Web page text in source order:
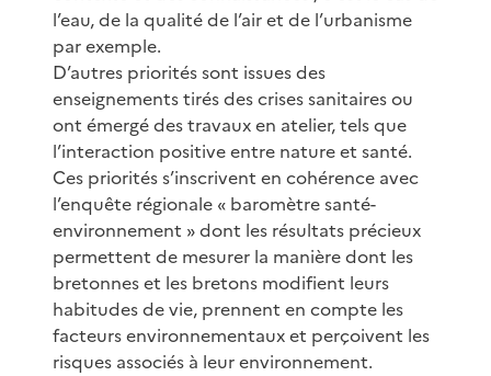
l’eau, de la qualité de l’air et de l’urbanisme
par exemple.
D’autres priorités sont issues des
enseignements tirés des crises sanitaires ou
ont émergé des travaux en atelier, tels que
l’interaction positive entre nature et santé.
Ces priorités s’inscrivent en cohérence avec
l’enquête régionale « baromètre santé-
environnement » dont les résultats précieux
permettent de mesurer la manière dont les
bretonnes et les bretons modifient leurs
habitudes de vie, prennent en compte les
facteurs environnementaux et perçoivent les
risques associés à leur environnement.